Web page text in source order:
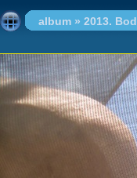
album» 2013.